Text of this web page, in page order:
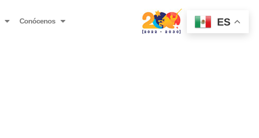
Conócenos ES